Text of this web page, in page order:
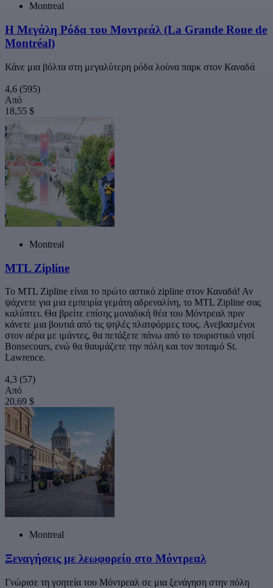
Montreal
Η Μεγάλη Ρόδα του Μοντρεάλ (La Grande Roue de
Montréal)
Κάνε μια βόλτα στη μεγαλύτερη ρόδα λούνα παρκ στον Καναδά
4,6 (595)
Από
18,55 $
Montreal
MTL Zipline
Το MTL Zipline είναι το πρώτο αστικό zipline στον Καναδά! Αν
ψάχνετε για μια εμπειρία γεμάτη αδρεναλίνη, το MTL Zipline σας
καλύπτει. Θα βρείτε επίσης μοναδική θέα του Μόντρεαλ πριν
κάνετε μια βουτιά από τις ψηλές πλατφόρμες τους. Ανεβασμένοι
στον αέρα με ιμάντες, θα πετάξετε πάνω από το τουριστικό νησί
Bonsecours, ενώ θα θαυμάζετε την πόλη και τον ποταμό St.
Lawrence.
4,3 (57)
Από
20,69 $
Montreal
Ξεναγήσεις με λεωφορείο στο Μόντρεαλ
Γνώρισε τη γοητεία του Μόντρεαλ σε μια ξενάγηση στην πόλη